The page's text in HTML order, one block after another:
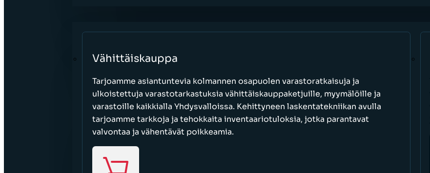
Vähittäiskauppa
Tarjoamme asiantuntevia kolmannen osapuolen varastoratkaisuja ja
ulkoistettuja varastotarkastuksia vähittäiskauppaketjuille, myymälöille ja
varastoille kaikkialla Yhdysvalloissa. Kehittyneen laskentatekniikan avulla
tarjoamme tarkkoja ja tehokkaita inventaariotuloksia, jotka parantavat
valvontaa ja vähentävät poikkeamia.